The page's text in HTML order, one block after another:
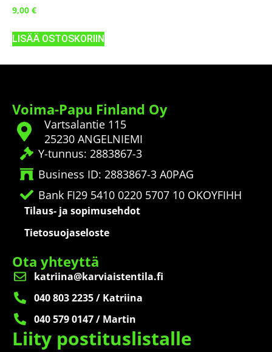
9,00 €
LISÄÄ OSTOSKORIIN
Voima-Papu Finland Oy
Vartsalantie 115
25230 ANGELNIEMI
Y-tunnus: 2883867-3
Business ID: 2883867-3 A0PAG
Bank FI29 5410 0220 5707 10 OKOYFIHH
Tilaus- ja sopimusehdot
Tietosuojaseloste
Ota yhteyttä
katriina@karviaistentila.fi
040 803 2235 / Katriina
040 579 0147 / Martin
Liity postituslistalle